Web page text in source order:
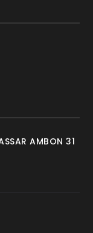
AMBON 31